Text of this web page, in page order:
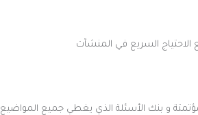
الاحتياج السريع في المنشآت
و بنك الأسئلة الذي يغطي جميع المواضيع